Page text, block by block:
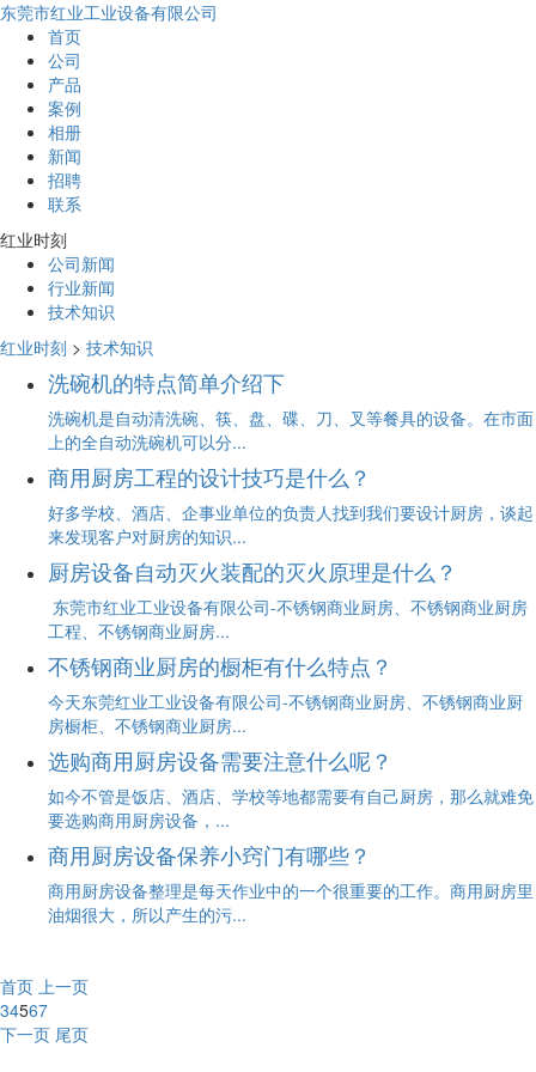
东莞市红业工业设备有限公司
首页
公司
产品
案例
相册
新闻
招聘
联系
红业时刻
公司新闻
行业新闻
技术知识
红业时刻 > 技术知识
洗碗机的特点简单介绍下
洗碗机是自动清洗碗、筷、盘、碟、刀、叉等餐具的设备。在市面
上的全自动洗碗机可以分...
商用厨房工程的设计技巧是什么？
好多学校、酒店、企事业单位的负责人找到我们要设计厨房，谈起
来发现客户对厨房的知识...
厨房设备自动灭火装配的灭火原理是什么？
 东莞市红业工业设备有限公司-不锈钢商业厨房、不锈钢商业厨房
工程、不锈钢商业厨房...
不锈钢商业厨房的橱柜有什么特点？
今天东莞红业工业设备有限公司-不锈钢商业厨房、不锈钢商业厨
房橱柜、不锈钢商业厨房...
选购商用厨房设备需要注意什么呢？
如今不管是饭店、酒店、学校等地都需要有自己厨房，那么就难免
要选购商用厨房设备，...
商用厨房设备保养小窍门有哪些？
商用厨房设备整理是每天作业中的一个很重要的工作。商用厨房里
油烟很大，所以产生的污...
首页 上一页
34567
下一页 尾页